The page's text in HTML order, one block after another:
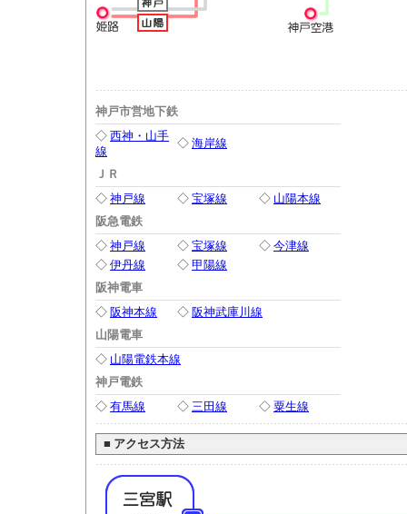
神戸市営地下鉄
◇ 西神・山手
線
◇ 海岸線
ＪＲ
◇ 神戸線 ◇ 宝塚線 ◇ 山陽本線
阪急電鉄
◇ 神戸線 ◇ 宝塚線 ◇ 今津線
◇ 伊丹線 ◇ 甲陽線
阪神電車
◇ 阪神本線 ◇ 阪神武庫川線
山陽電車
◇ 山陽電鉄本線
神戸電鉄
◇ 有馬線 ◇ 三田線 ◇ 粟生線
■ アクセス方法